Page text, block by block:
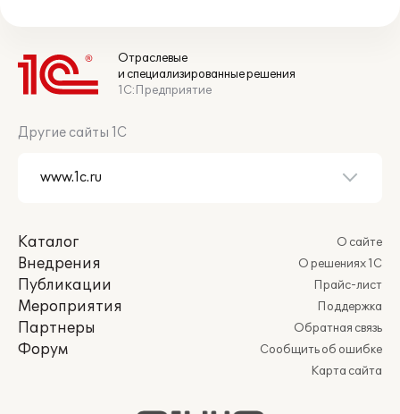
Отраслевые
и специализированные решения
1С:Предприятие
Другие сайты 1С
Каталог
Внедрения
Публикации
Мероприятия
Партнеры
Форум
О сайте
О решениях 1С
Прайс-лист
Поддержка
Обратная связь
Сообщить об ошибке
Карта сайта